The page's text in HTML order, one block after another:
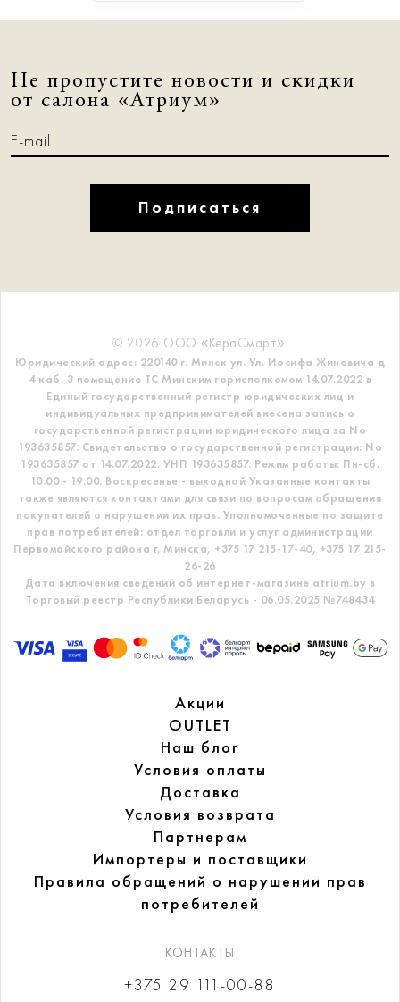
Не пропустите новости и скидки
от салона «Атриум»
Подписаться
© 2026 ООО «КераСмарт».
Юридический адрес: 220140 г. Минск ул. Ул. Иосифа Жиновича д
4 каб. 3 помещение ТС Минским горисполкомом 14.07.2022 в
Единый государственный регистр юридических лиц и
индивидуальных предпринимателей внесена запись о
государственной регистрации юридического лица за No
193635857. Свидетельство о государственной регистрации: No
193635857 от 14.07.2022. УНП 193635857. Режим работы: Пн-сб.
10.00 - 19.00. Воскресенье - выходной Указанные контакты
также являются контактами для связи по вопросам обращения
покупателей о нарушении их прав. Уполномоченные по защите
прав потребителей: отдел торговли и услуг администрации
Первомайского района г. Минска, +375 17 215-17-40, +375 17 215-
26-26
Дата включения сведений об интернет-магазине atrium.by в
Торговый реестр Республики Беларусь - 06.05.2025 №748434
Акции
OUTLET
Наш блог
Условия оплаты
Доставка
Условия возврата
Партнерам
Импортеры и поставщики
Правила обращений о нарушении прав
потребителей
КОНТАКТЫ
+375 29 111-00-88